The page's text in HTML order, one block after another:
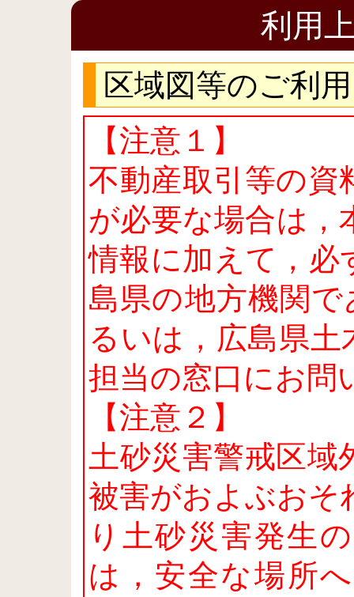
利用
区域図等のご利
【注意１】
不動産取引等の資
が必要な場合は，
情報に加えて，必
島県の地方機関
るいは，広島県
担当の窓口にお問
【注意２】
土砂災害警戒区
被害がおよぶおそ
り土砂災害発生
は，安全な場所